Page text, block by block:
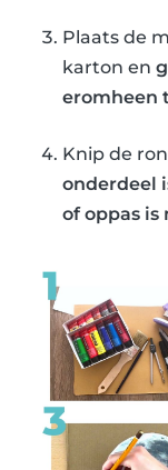
Plaats de
karton en
eromheen
Knip de
onderdeel
of oppas is